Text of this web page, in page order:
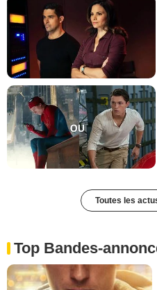
Toutes les
Top Bandes-